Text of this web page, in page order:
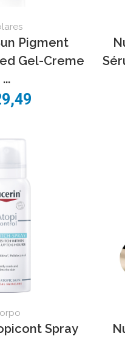
Pigment
Gel-Creme
...
Spray